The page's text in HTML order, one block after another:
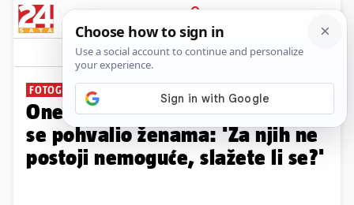
PRIJAVA
Galerija Komentari
FOTOGALERIJA
One su naše vojnikinje! MORH
se pohvalio ženama: 'Za njih ne
postoji nemoguće, slažete li se?'